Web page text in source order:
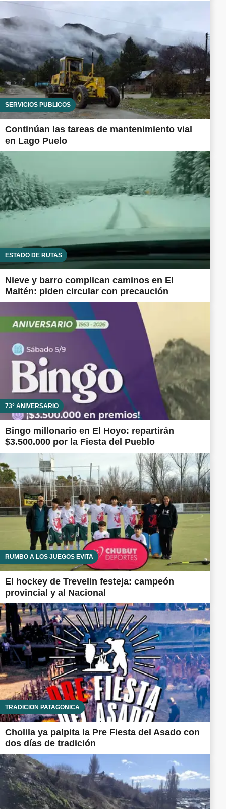
SERVICIOS PÚBLICOS
Continúan las tareas de mantenimiento vial
en Lago Puelo
ESTADO DE RUTAS
Nieve y barro complican caminos en El
Maitén: piden circular con precaución
73° ANIVERSARIO
Bingo millonario en El Hoyo: repartirán
$3.500.000 por la Fiesta del Pueblo
RUMBO A LOS JUEGOS EVITA
El hockey de Trevelin festeja: campeón
provincial y al Nacional
TRADICIÓN PATAGÓNICA
Cholila ya palpita la Pre Fiesta del Asado con
dos días de tradición